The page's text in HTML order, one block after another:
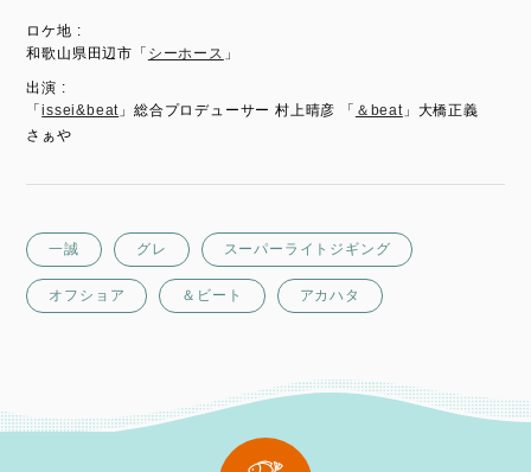
ロケ地 :
和歌山県田辺市「 シーホース 」
出演 :
「issei&beat 」総合プロデューサー 村上晴彦 「 ＆beat」大橋正義
さぁや
一誠 グレ スーパーライトジギング
オフショア ＆ビート アカハタ